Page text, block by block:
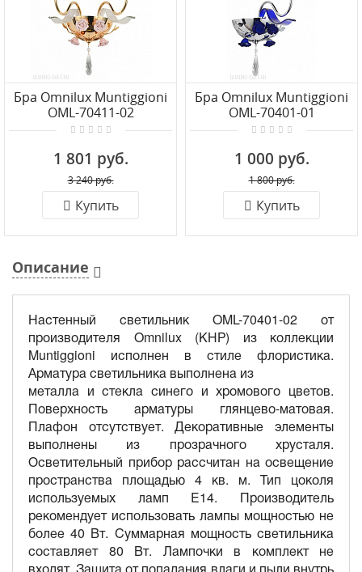
Бра Omnilux Muntiggioni
OML-70411-02
1 801 руб.
3 240 руб.
Купить
Бра Omnilux Muntiggioni
OML-70401-01
1 000 руб.
1 800 руб.
Купить
Описание
Настенный светильник OML-70401-02 от
производителя Omnilux (КНР) из коллекции
Muntiggioni исполнен в стиле флористика.
Арматура светильника выполнена из
металла и стекла синего и хромового цветов.
Поверхность арматуры глянцево-матовая.
Плафон отсутствует. Декоративные элементы
выполнены из прозрачного хрусталя.
Осветительный прибор рассчитан на освещение
пространства площадью 4 кв. м. Тип цоколя
используемых ламп E14. Производитель
рекомендует использовать лампы мощностью не
более 40 Вт. Суммарная мощность светильника
составляет 80 Вт. Лампочки в комплект не